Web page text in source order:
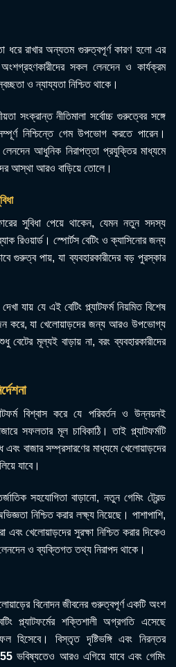
ধরে রাখার অন্যতম গুরুত্বপূর্ণ কারণ হলো এর
সকল লেনদেন ও কার্যক্রম
ও ন্যায্যতা নিশ্চিত থাকে।
সংক্রান্ত নীতিমালা সর্বোচ্চ গুরুত্বের সঙ্গে
নিশ্চিন্তে গেম উপভোগ করতে পারেন।
আধুনিক নিরাপত্তা প্রযুক্তির মাধ্যমে
আস্থা আরও বাড়িয়ে তোলে।
সুবিধা পেয়ে থাকেন, যেমন নতুন সদস্য
রিওয়ার্ড। স্পোর্টস বেটিং ও ক্যাসিনোর জন্য
গুরুত্ব পায়, যা ব্যবহারকারীদের বড় পুরস্কার
যায় যে এই বেটিং প্ল্যাটফর্ম নিয়মিত বিশেষ
করে, যা খেলোয়াড়দের জন্য আরও উপভোগ্য
মূল্যই বাড়ায় না, বরং ব্যবহারকারীদের
বিশ্বাস করে যে পরিবর্তন ও উন্নয়নই
সফলতার মূল চাবিকাঠি। তাই প্ল্যাটফর্মটি
বাজার সম্প্রসারণের মাধ্যমে খেলোয়াড়দের
যাবে।
সহযোগিতা বাড়ানো, নতুন গেমিং ট্রেন্ড
নিশ্চিত করার লক্ষ্য নিয়েছে। পাশাপাশি,
খেলোয়াড়দের সুরক্ষা নিশ্চিত করার দিকেও
ও ব্যক্তিগত তথ্য নিরাপদ থাকে।
বিনোদন জীবনের গুরুত্বপূর্ণ একটি অংশ
প্ল্যাটফর্মের শক্তিশালী অগ্রগতি এসেছে
ফল হিসেবে। বিস্তৃত দৃষ্টিভঙ্গি এবং নিরন্তর
ভবিষ্যতেও আরও এগিয়ে যাবে এবং গেমিং